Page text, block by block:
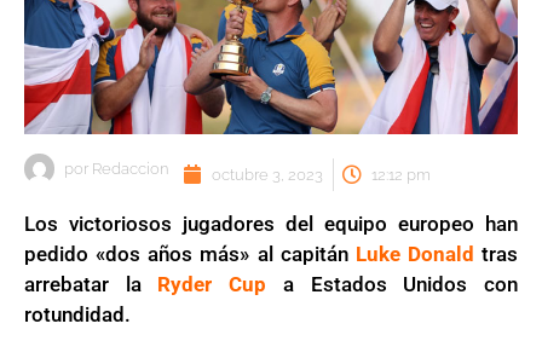
por Redaccion octubre 3, 2023 12:12 pm
Los victoriosos jugadores del equipo europeo han
pedido «dos años más» al capitán Luke Donald tras
arrebatar la Ryder Cup a Estados Unidos con
rotundidad.